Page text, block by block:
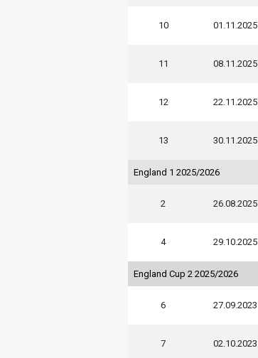
10 01.11.2025
11 08.11.2025
12 22.11.2025
13 30.11.2025
England 1 2025/2026
2 26.08.2025
4 29.10.2025
England Cup 2 2025/2026
6 27.09.2023
7 02.10.2023